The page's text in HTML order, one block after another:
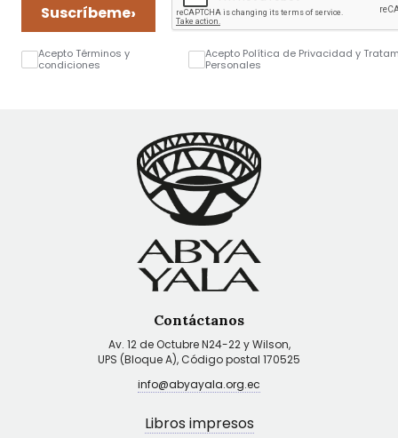
Suscríbeme›
Acepto Términos y
condiciones
Acepto Política de Privacidad y
Personales
Contáctanos
Av. 12 de Octubre N24-22 y Wilson,
UPS (Bloque A), Código postal 170525
info@abyayala.org.ec
Libros impresos